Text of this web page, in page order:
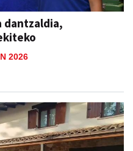
dantzaldia,
2026